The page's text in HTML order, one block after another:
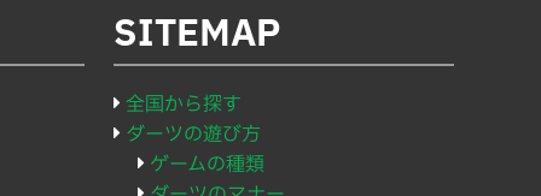
SITEMAP
全国から探す
ダーツの遊び方
ゲームの種類